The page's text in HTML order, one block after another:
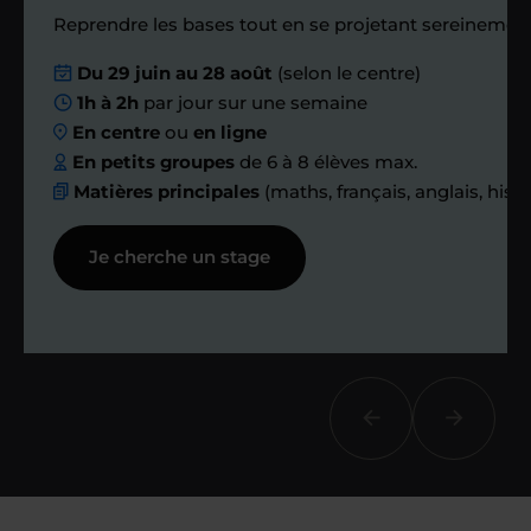
Nous planifions
ensemble des
échanges réguliers
Afin de suivre le travail et les progrès
réalisés, votre enseignant et moi-
même vous proposons des points et
Reprendre les bases tout en se projetant
Du 29 juin au 28 août (selon le centre)
1h à 2h par jour sur une semaine
En centre ouen ligne
En petits groupes de 6 à 8 élèves max.
Matières principales (maths, français, anglais,
Je cherche un stage